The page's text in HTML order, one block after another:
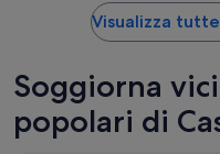
Visualizza
Soggiorna
popolari di